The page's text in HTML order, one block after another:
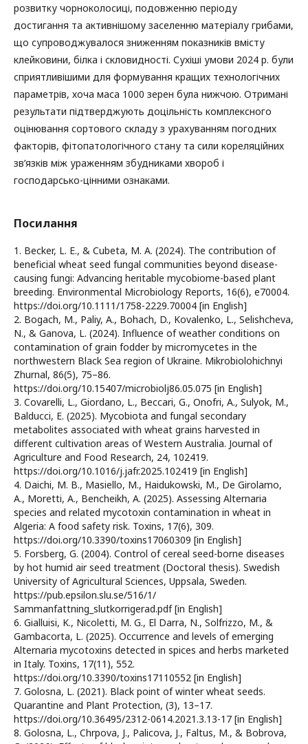
розвитку чорноколосиці, подовженню періоду
достигання та активнішому заселенню матеріалу грибами,
що супроводжувалося зниженням показників вмісту
клейковини, білка і скловидності. Сухіші умови 2024 р. були
сприятливішими для формування кращих технологічних
параметрів, хоча маса 1000 зерен була нижчою. Отримані
результати підтверджують доцільність комплексного
оцінювання сортового складу з урахуванням погодних
факторів, фітопатологічного стану та сили кореляційних
зв’язків між ураженням збудниками хвороб і
господарсько-цінними ознаками.
Посилання
1. Becker, L. E., & Cubeta, M. A. (2024). The contribution of
beneficial wheat seed fungal communities beyond disease-
causing fungi: Advancing heritable mycobiome-based plant
breeding. Environmental Microbiology Reports, 16(6), e70004.
https://doi.org/10.1111/1758-2229.70004 [in English]
2. Bogach, M., Paliy, A., Bohach, D., Kovalenko, L., Selishcheva,
N., & Ganova, L. (2024). Influence of weather conditions on
contamination of grain fodder by micromycetes in the
northwestern Black Sea region of Ukraine. Mikrobiolohichnyi
Zhurnal, 86(5), 75–86.
https://doi.org/10.15407/microbiolj86.05.075 [in English]
3. Covarelli, L., Giordano, L., Beccari, G., Onofri, A., Sulyok, M.,
Balducci, E. (2025). Mycobiota and fungal secondary
metabolites associated with wheat grains harvested in
different cultivation areas of Western Australia. Journal of
Agriculture and Food Research, 24, 102419.
https://doi.org/10.1016/j.jafr.2025.102419 [in English]
4. Daichi, M. B., Masiello, M., Haidukowski, M., De Girolamo,
A., Moretti, A., Bencheikh, A. (2025). Assessing Alternaria
species and related mycotoxin contamination in wheat in
Algeria: A food safety risk. Toxins, 17(6), 309.
https://doi.org/10.3390/toxins17060309 [in English]
5. Forsberg, G. (2004). Control of cereal seed-borne diseases
by hot humid air seed treatment (Doctoral thesis). Swedish
University of Agricultural Sciences, Uppsala, Sweden.
https://pub.epsilon.slu.se/516/1/
Sammanfattning_slutkorrigerad.pdf [in English]
6. Gialluisi, K., Nicoletti, M. G., El Darra, N., Solfrizzo, M., &
Gambacorta, L. (2025). Occurrence and levels of emerging
Alternaria mycotoxins detected in spices and herbs marketed
in Italy. Toxins, 17(11), 552.
https://doi.org/10.3390/toxins17110552 [in English]
7. Golosna, L. (2021). Black point of winter wheat seeds.
Quarantine and Plant Protection, (3), 13–17.
https://doi.org/10.36495/2312-0614.2021.3.13-17 [in English]
8. Golosna, L., Chrpova, J., Palicova, J., Faltus, M., & Bobrova,